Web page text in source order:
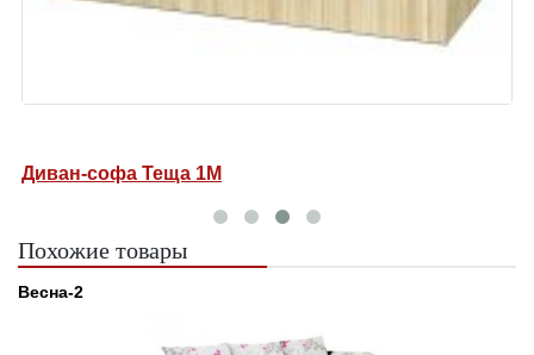
Диван-софа Теща 1М
Похожие товары
Весна-2